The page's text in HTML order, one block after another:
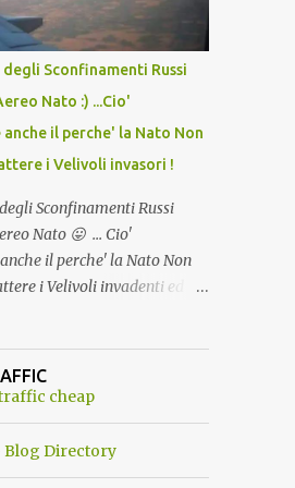
Ghiacciato, ma
a Temperatura
l'articolo per NON
degli Sconfinamenti Russi
Nato :) ...Cio'
il perche' la Nato Non
i Velivoli invasori !
Sconfinamenti Russi
Nato 😛 ... Cio'
il perche' la Nato Non
i Velivoli invadenti ed
un'invasione dello spazio
parte di un robot chiamato
Nato o forse una "False
cheap
Directory